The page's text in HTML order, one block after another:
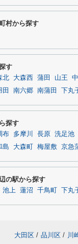
村から探す
す
北 大森西 蒲田 山王
田 南六郷 南蒲田 下丸
探す
布 多摩川 長原 洗足池
島 大森町 梅屋敷 京急
の駅から探す
池上 蓮沼 千鳥町 下丸
大田区 / 品川区 / 川